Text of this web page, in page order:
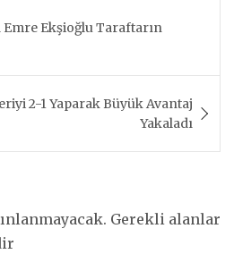
Emre Ekşioğlu Taraftarın
2-1 Yaparak Büyük Avantaj
Yakaladı
Gerekli alanlar